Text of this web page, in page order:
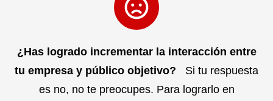
¿Has logrado incrementar la interacción entre
tu empresa y público objetivo? Si tu respuesta
es no, no te preocupes. Para lograrlo en